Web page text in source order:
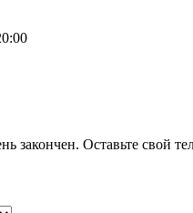
закончен. Оставьте свой